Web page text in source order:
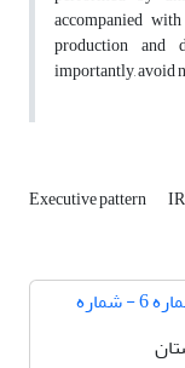
accompanied
production and
importantly, avoid
Executive pattern
دوره 3، شماره 6 - شماره